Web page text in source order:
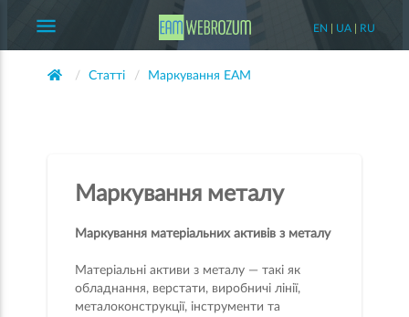
EN UA| RU
menu
Статті Маркування EAM
Маркування металу
Маркування матеріальних активів з металу
Матеріальні активи з металу — такі як
обладнання, верстати, виробничі лінії,
металоконструкції, інструменти та